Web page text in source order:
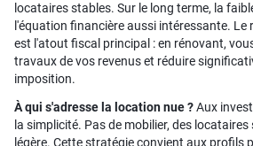
locataires stables. Sur le long terme, la
l'équation financière aussi intéressante. Le
est l'atout fiscal principal : en rénovant,
travaux de vos revenus et réduire
imposition.
À qui s'adresse la location nue ?Aux
la simplicité. Pas de mobilier, des
légère. Cette stratégie convient aux profils